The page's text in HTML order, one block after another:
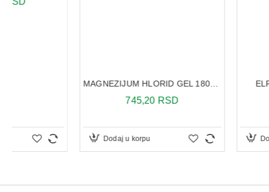
Dodaj u korpu Dodaj u korpu